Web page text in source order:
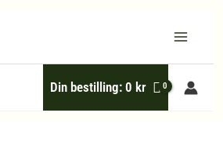
Din bestilling:0 kr